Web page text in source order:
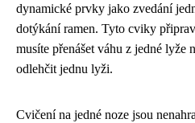
dynamické prvky jako zvedání
dotýkání ramen. Tyto cviky
musíte přenášet váhu z jedné lyže
odlehčit jednu lyži.
Cvičení na jedné noze jsou